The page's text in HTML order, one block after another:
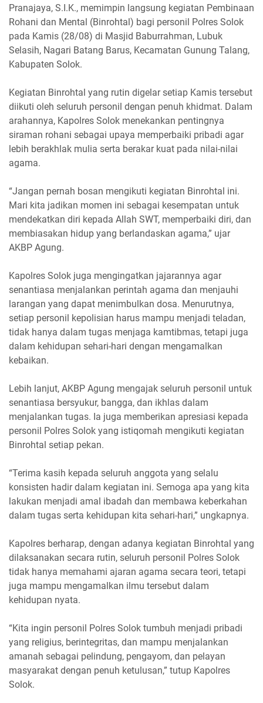
Pranajaya, S.I.K., memimpin langsung kegiatan Pembinaan
Rohani dan Mental (Binrohtal) bagi personil Polres Solok
pada Kamis (28/08) di Masjid Baburrahman, Lubuk
Selasih, Nagari Batang Barus, Kecamatan Gunung Talang,
Kabupaten Solok.
Kegiatan Binrohtal yang rutin digelar setiap Kamis tersebut
diikuti oleh seluruh personil dengan penuh khidmat. Dalam
arahannya, Kapolres Solok menekankan pentingnya
siraman rohani sebagai upaya memperbaiki pribadi agar
lebih berakhlak mulia serta berakar kuat pada nilai-nilai
agama.
“Jangan pernah bosan mengikuti kegiatan Binrohtal ini.
Mari kita jadikan momen ini sebagai kesempatan untuk
mendekatkan diri kepada Allah SWT, memperbaiki diri, dan
membiasakan hidup yang berlandaskan agama,” ujar
AKBP Agung.
Kapolres Solok juga mengingatkan jajarannya agar
senantiasa menjalankan perintah agama dan menjauhi
larangan yang dapat menimbulkan dosa. Menurutnya,
setiap personil kepolisian harus mampu menjadi teladan,
tidak hanya dalam tugas menjaga kamtibmas, tetapi juga
dalam kehidupan sehari-hari dengan mengamalkan
kebaikan.
Lebih lanjut, AKBP Agung mengajak seluruh personil untuk
senantiasa bersyukur, bangga, dan ikhlas dalam
menjalankan tugas. Ia juga memberikan apresiasi kepada
personil Polres Solok yang istiqomah mengikuti kegiatan
Binrohtal setiap pekan.
“Terima kasih kepada seluruh anggota yang selalu
konsisten hadir dalam kegiatan ini. Semoga apa yang kita
lakukan menjadi amal ibadah dan membawa keberkahan
dalam tugas serta kehidupan kita sehari-hari,” ungkapnya.
Kapolres berharap, dengan adanya kegiatan Binrohtal yang
dilaksanakan secara rutin, seluruh personil Polres Solok
tidak hanya memahami ajaran agama secara teori, tetapi
juga mampu mengamalkan ilmu tersebut dalam
kehidupan nyata.
“Kita ingin personil Polres Solok tumbuh menjadi pribadi
yang religius, berintegritas, dan mampu menjalankan
amanah sebagai pelindung, pengayom, dan pelayan
masyarakat dengan penuh ketulusan,” tutup Kapolres
Solok.